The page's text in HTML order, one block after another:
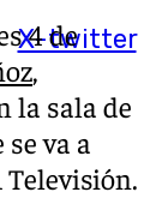
X-twitter
4 de
,
la sala de
va a
Televisión.